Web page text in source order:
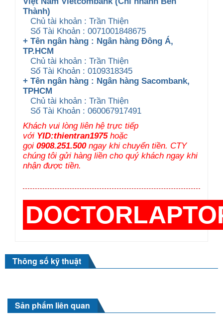
Thành)
Chủ tài khoản : Trần Thiện
Số Tài Khoản : 0071001848675
+ Tên ngân hàng : Ngân hàng Đông Á,
TP.HCM
Chủ tài khoản : Trần Thiện
Số Tài Khoản : 0109318345
+ Tên ngân hàng : Ngân hàng Sacombank,
TPHCM
Chủ tài khoản : Trần Thiện
Số Tài Khoản : 060067917491
Khách vui lòng liên hệ trực tiếp
với YID:thientran1975hoặc
gọi 0908.251.500ngay khi chuyển tiền. CTY
chúng tôi gửi hàng liền cho quý khách ngay khi
nhận được tiền.
Thông số kỹ thuật
Sản phẩm liên quan